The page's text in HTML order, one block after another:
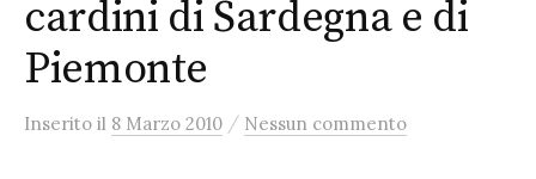
cardini di Sardegna e di
Piemonte
Inserito il 8 Marzo 2010 / Nessun commento